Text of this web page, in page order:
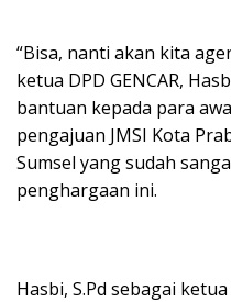
“Bisa, nanti akan kita
ketua DPD GENCAR,
bantuan kepada para
pengajuan JMSI Kota
Sumsel yang sudah
penghargaan ini.
Hasbi, S.Pd sebagai ketua